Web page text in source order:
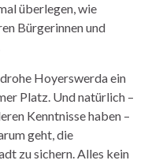
überlegen, wie
Bürgerinnen und
Hoyerswerda ein
Platz. Und natürlich –
Kenntnisse haben –
geht, die
zu sichern. Alles kein